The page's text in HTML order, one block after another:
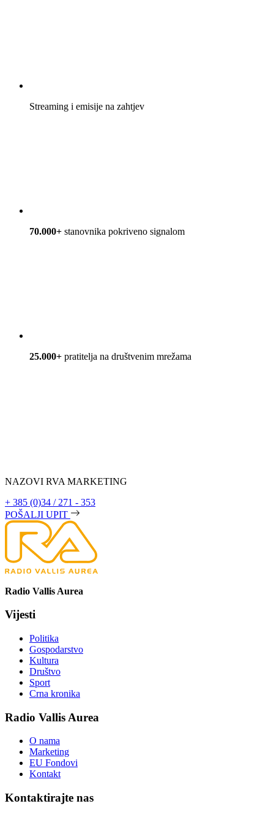
Streaming i emisije na zahtjev
70.000+ stanovnika pokriveno signalom
25.000+ pratitelja na društvenim mrežama
NAZOVI RVA MARKETING
+ 385 (0)34 / 271 - 353
POŠALJI UPIT
Radio Vallis Aurea
Vijesti
Politika
Gospodarstvo
Kultura
Društvo
Sport
Crna kronika
Radio Vallis Aurea
O nama
Marketing
EU Fondovi
Kontakt
Kontaktirajte nas